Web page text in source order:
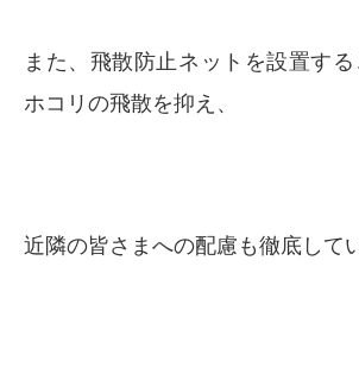
また、飛散防止ネットを設置す
ホコリの飛散を抑え、
近隣の皆さまへの配慮も徹底して